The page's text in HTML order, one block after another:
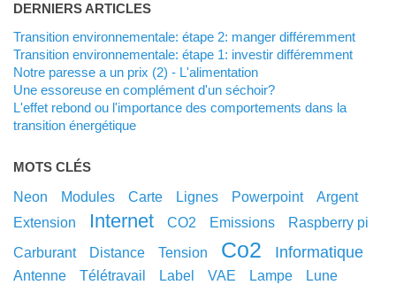
DERNIERS ARTICLES
Transition environnementale: étape 2: manger différemment
Transition environnementale: étape 1: investir différemment
Notre paresse a un prix (2) - L'alimentation
Une essoreuse en complément d'un séchoir?
L'effet rebond ou l'importance des comportements dans la
transition énergétique
MOTS CLÉS
neon modules carte lignes powerpoint
argent
extension
internet CO2 emissions
raspberry pi
carburant
distance tension co2 informatique
antenne télétravail label VAE lampe
lune